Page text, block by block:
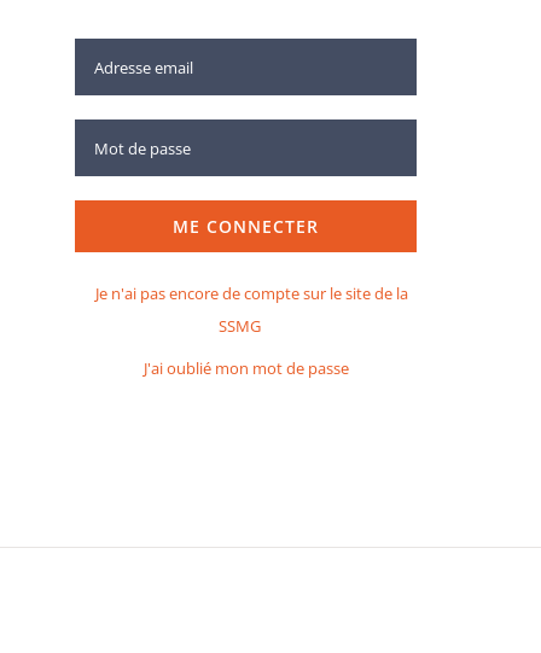
ME CONNECTER
Je n'ai pas encore de compte sur le site de la
SSMG
J'ai oublié mon mot de passe